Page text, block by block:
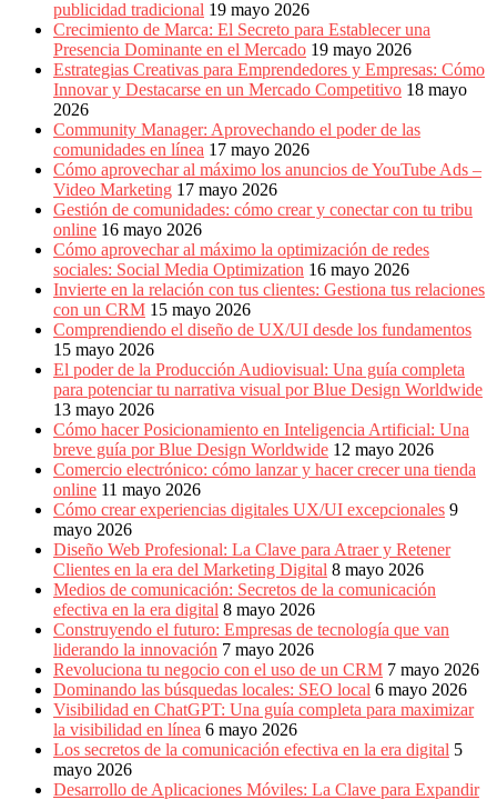
publicidad tradicional 19 mayo 2026
Crecimiento de Marca: El Secreto para Establecer una
Presencia Dominante en el Mercado 19 mayo 2026
Estrategias Creativas para Emprendedores y Empresas: Cómo
Innovar y Destacarse en un Mercado Competitivo 18 mayo
2026
Community Manager: Aprovechando el poder de las
comunidades en línea 17 mayo 2026
Cómo aprovechar al máximo los anuncios de YouTube Ads –
Video Marketing 17 mayo 2026
Gestión de comunidades: cómo crear y conectar con tu tribu
online 16 mayo 2026
Cómo aprovechar al máximo la optimización de redes
sociales: Social Media Optimization 16 mayo 2026
Invierte en la relación con tus clientes: Gestiona tus relaciones
con un CRM 15 mayo 2026
Comprendiendo el diseño de UX/UI desde los fundamentos
15 mayo 2026
El poder de la Producción Audiovisual: Una guía completa
para potenciar tu narrativa visual por Blue Design Worldwide
13 mayo 2026
Cómo hacer Posicionamiento en Inteligencia Artificial: Una
breve guía por Blue Design Worldwide 12 mayo 2026
Comercio electrónico: cómo lanzar y hacer crecer una tienda
online 11 mayo 2026
Cómo crear experiencias digitales UX/UI excepcionales 9
mayo 2026
Diseño Web Profesional: La Clave para Atraer y Retener
Clientes en la era del Marketing Digital 8 mayo 2026
Medios de comunicación: Secretos de la comunicación
efectiva en la era digital 8 mayo 2026
Construyendo el futuro: Empresas de tecnología que van
liderando la innovación 7 mayo 2026
Revoluciona tu negocio con el uso de un CRM 7 mayo 2026
Dominando las búsquedas locales: SEO local 6 mayo 2026
Visibilidad en ChatGPT: Una guía completa para maximizar
la visibilidad en línea 6 mayo 2026
Los secretos de la comunicación efectiva en la era digital 5
mayo 2026
Desarrollo de Aplicaciones Móviles: La Clave para Expandir